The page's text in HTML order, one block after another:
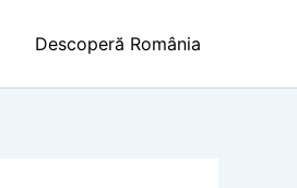
Descoperă România